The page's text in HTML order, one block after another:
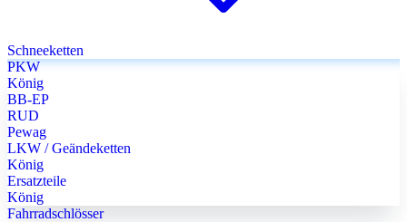
Schneeketten
PKW
König
BB-EP
RUD
Pewag
LKW / Geändeketten
König
Ersatzteile
König
Fahrradschlösser